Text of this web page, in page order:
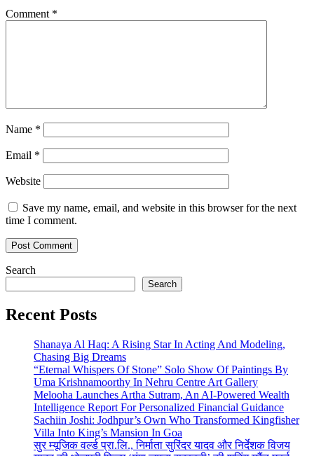
Comment *
Name *
Email *
Website
Save my name, email, and website in this browser for the next
time I comment.
Search
Search
Recent Posts
Shanaya Al Haq: A Rising Star In Acting And Modeling,
Chasing Big Dreams
“Eternal Whispers Of Stone” Solo Show Of Paintings By
Uma Krishnamoorthy In Nehru Centre Art Gallery
Melooha Launches Artha Sutram, An AI-Powered Wealth
Intelligence Report For Personalized Financial Guidance
Sachiin Joshi: Jodhpur’s Own Who Transformed Kingfisher
Villa Into King’s Mansion In Goa
सुर म्यूजिक वर्ल्ड प्रा.लि., निर्माता सुरिंदर यादव और निर्देशक विजय